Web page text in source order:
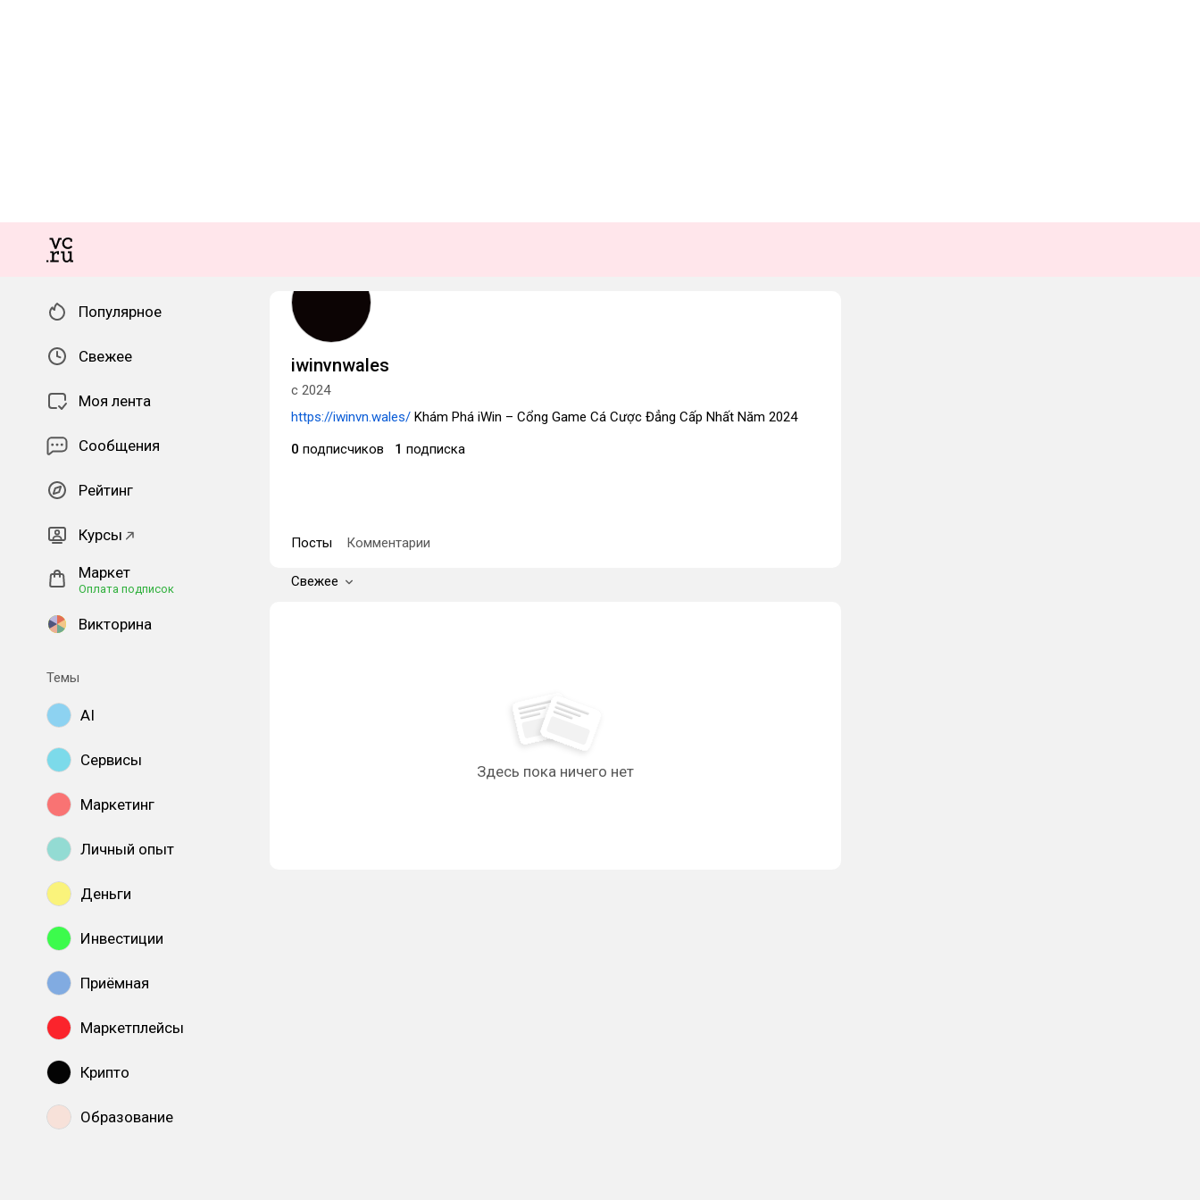
Популярное
Свежее
Моя лента
Сообщения
Рейтинг
Курсы
Маркет
Оплата подписок
Викторина
Темы
AI
Сервисы
Маркетинг
Личный опыт
Деньги
Инвестиции
Приёмная
Маркетплейсы
Крипто
Образование
iwinvnwales
с 2024
https://iwinvn.wales/ Khám Phá iWin – Cổng Game Cá Cược Đẳng Cấp Nhất Năm 2024
0 подписчиков 1 подписка
Посты Комментарии
Свежее
Здесь пока ничего нет